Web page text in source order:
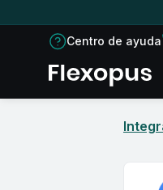
Centro de ayuda